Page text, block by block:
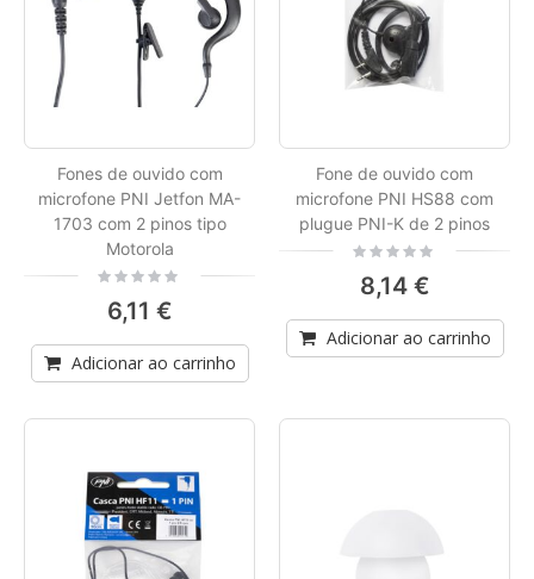
Fones de ouvido com
microfone PNI Jetfon MA-
1703 com 2 pinos tipo
Motorola
Rating:
6,11 €
Adicionar ao carrinho
Fone de ouvido com
microfone PNI HS88 com
plugue PNI-K de 2 pinos
Rating:
8,14 €
Adicionar ao carrinho